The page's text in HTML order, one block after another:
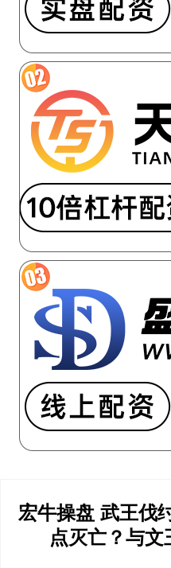
宏牛操盘 武王伐
点灭亡？与